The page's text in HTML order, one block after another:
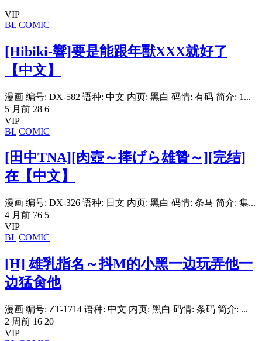
VIP
BL COMIC
[Hibiki-響]要是能跟年獸XXX就好了
【中文】
漫画 编号: DX-582 语种: 中文 内页: 黑白 码情: 有码 简介: 1...
5 月前 28 6
VIP
BL COMIC
[田中TNA][肉壺～捧げら雄贄～][完结]
在【中文】
漫画 编号: DX-326 语种: 日文 内页: 黑白 码情: 条马 简介: 集...
4 月前 76 5
VIP
BL COMIC
[H] 雄乳指名～抖M的小黑一边玩弄他一
边猛肏他
漫画 编号: ZT-1714 语种: 中文 内页: 黑白 码情: 条码 简介: ...
2 周前 16 20
VIP